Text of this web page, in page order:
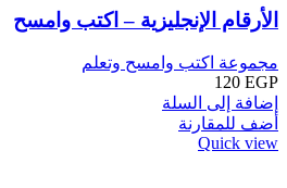
الأرقام الإنجليزية – اكتب وامسح
مجموعة اكتب وامسح وتعلم
120 EGP
إضافة إلى السلة
أضف للمقارنة
Quick view